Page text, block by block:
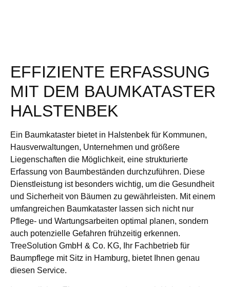
EFFIZIENTE ERFASSUNG
MIT DEM BAUMKATASTER
HALSTENBEK
Ein Baumkataster bietet in Halstenbek für Kommunen,
Hausverwaltungen, Unternehmen und größere
Liegenschaften die Möglichkeit, eine strukturierte
Erfassung von Baumbeständen durchzuführen. Diese
Dienstleistung ist besonders wichtig, um die Gesundheit
und Sicherheit von Bäumen zu gewährleisten. Mit einem
umfangreichen Baumkataster lassen sich nicht nur
Pflege- und Wartungsarbeiten optimal planen, sondern
auch potenzielle Gefahren frühzeitig erkennen.
TreeSolution GmbH & Co. KG, Ihr Fachbetrieb für
Baumpflege mit Sitz in Hamburg, bietet Ihnen genau
diesen Service.